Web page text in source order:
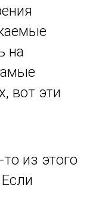
на
вот эти
из этого